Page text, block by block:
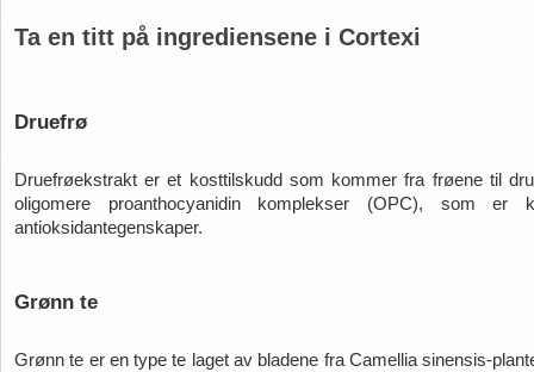
Ta en titt på ingrediensene i Cortexi
Druefrø
Druefrøekstrakt er et kosttilskudd som kommer fra frøene til
oligomere proanthocyanidin komplekser (OPC), som er
antioksidantegenskaper.
Grønn te
Grønn te er en type te laget av bladene fra Camellia sinensis-